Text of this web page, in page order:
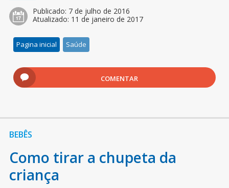
Publicado: 7 de julho de 2016
Atualizado: 11 de janeiro de 2017
Pagina inicial Saúde
COMENTAR
BEBÊS
Como tirar a chupeta da
criança